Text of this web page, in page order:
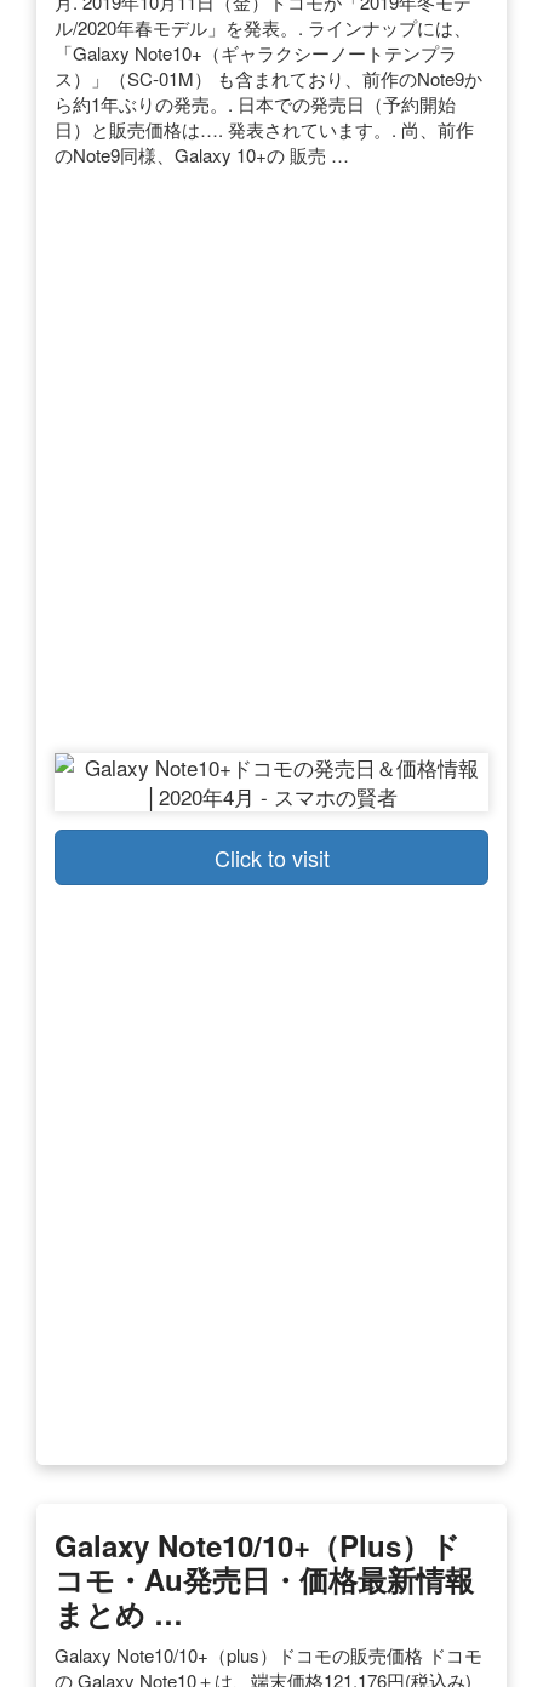
ル/2020年春モデル」を発表。. ラインナップには、
「Galaxy Note10+（ギャラクシーノートテンプラ
ス）」（SC-01M） も含まれており、前作のNote9か
ら約1年ぶりの発売。. 日本での発売日（予約開始
日）と販売価格は…. 発表されています。. 尚、前作
のNote9同様、Galaxy 10+の 販売 …
Click to visit
Galaxy Note10/10+（plus）ド
コモ・au発売日・価格最新情報
まとめ …
Galaxy Note10/10+（plus）ドコモの販売価格 ドコモ
の Galaxy Note10＋は、端末価格121,176円(税込み)